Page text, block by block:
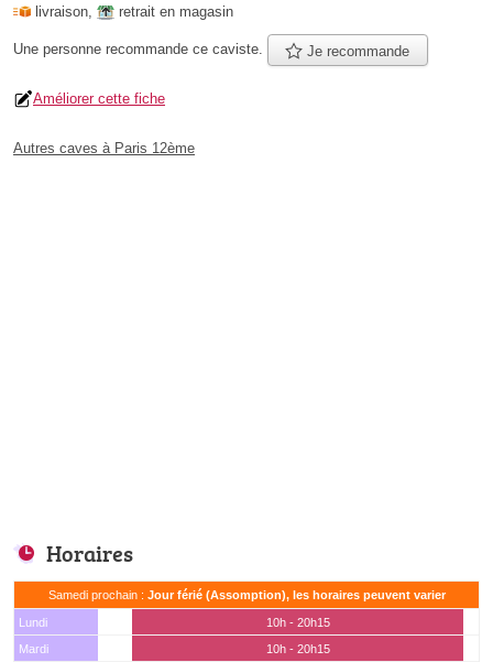
livraison, retrait en magasin
Une personne recommande ce caviste. Je recommande
Améliorer cette fiche
Autres caves à Paris 12ème
Horaires
Samedi prochain : Jour férié (Assomption), les horaires peuvent varier
Lundi
10h - 20h15
Mardi
10h - 20h15